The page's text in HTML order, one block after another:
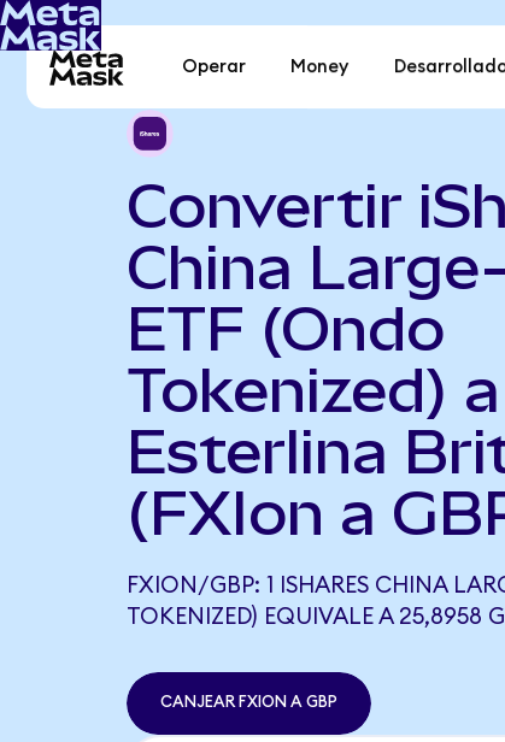
Operar Money
Convertir
China
ETF (Ondo
Tokenized)
Esterlina
(FXIon a
FXION/GBP: 1 ISHARES CHINA
TOKENIZED) EQUIVALE A 25,8958
CANJEAR FXION A GBP